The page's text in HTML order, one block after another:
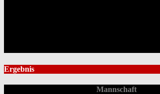
Ergebnis
Mannschaft